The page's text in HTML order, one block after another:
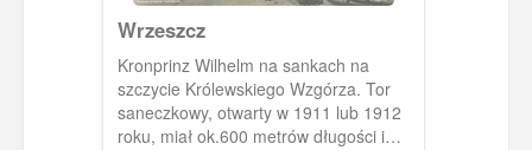
Wrzeszcz
Kronprinz Wilhelm na sankach na
szczycie Królewskiego Wzgórza. Tor
saneczkowy, otwarty w 1911 lub 1912
roku, miał ok.600 metrów długości i